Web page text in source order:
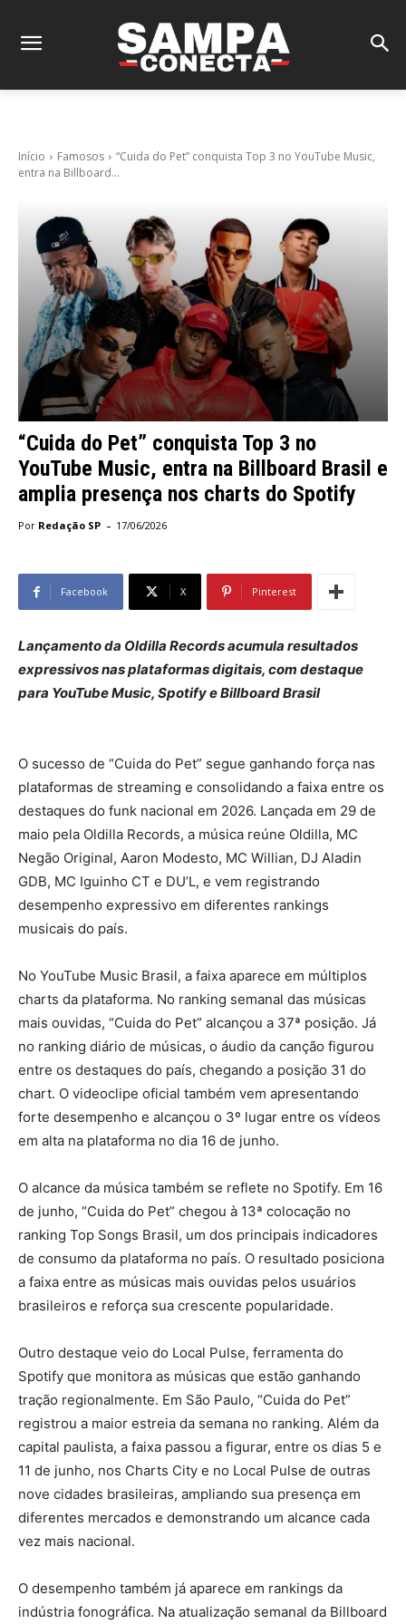
Início Famosos
“Cuida do Pet” conquista Top 3 no YouTube Music,
entra na Billboard...
“Cuida do Pet” conquista Top 3 no
YouTube Music, entra na Billboard Brasil e
amplia presença nos charts do Spotify
Por Redação SP - 17/06/2026
Facebook X Pinterest
Lançamento da Oldilla Records acumula resultados
expressivos nas plataformas digitais, com destaque
para YouTube Music, Spotify e Billboard Brasil
O sucesso de “Cuida do Pet” segue ganhando força nas
plataformas de streaming e consolidando a faixa entre os
destaques do funk nacional em 2026. Lançada em 29 de
maio pela Oldilla Records, a música reúne Oldilla, MC
Negão Original, Aaron Modesto, MC Willian, DJ Aladin
GDB, MC Iguinho CT e DU’L, e vem registrando
desempenho expressivo em diferentes rankings
musicais do país.
No YouTube Music Brasil, a faixa aparece em múltiplos
charts da plataforma. No ranking semanal das músicas
mais ouvidas, “Cuida do Pet” alcançou a 37ª posição. Já
no ranking diário de músicas, o áudio da canção figurou
entre os destaques do país, chegando a posição 31 do
chart. O videoclipe oficial também vem apresentando
forte desempenho e alcançou o 3º lugar entre os vídeos
em alta na plataforma no dia 16 de junho.
O alcance da música também se reflete no Spotify. Em 16
de junho, “Cuida do Pet” chegou à 13ª colocação no
ranking Top Songs Brasil, um dos principais indicadores
de consumo da plataforma no país. O resultado posiciona
a faixa entre as músicas mais ouvidas pelos usuários
brasileiros e reforça sua crescente popularidade.
Outro destaque veio do Local Pulse, ferramenta do
Spotify que monitora as músicas que estão ganhando
tração regionalmente. Em São Paulo, “Cuida do Pet”
registrou a maior estreia da semana no ranking. Além da
capital paulista, a faixa passou a figurar, entre os dias 5 e
11 de junho, nos Charts City e no Local Pulse de outras
nove cidades brasileiras, ampliando sua presença em
diferentes mercados e demonstrando um alcance cada
vez mais nacional.
O desempenho também já aparece em rankings da
indústria fonográfica. Na atualização semanal da Billboard